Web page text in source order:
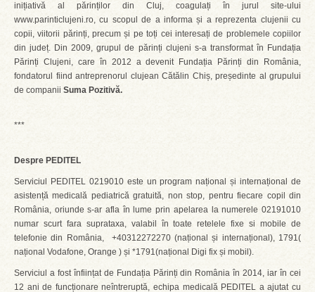
inițiativă al părinților din Cluj, coagulați în jurul site-ului
www.parinticlujeni.ro, cu scopul de a informa și a reprezenta clujenii cu
copii, viitorii părinți, precum și pe toți cei interesați de problemele copiilor
din județ. Din 2009, grupul de părinți clujeni s-a transformat în Fundația
Părinți Clujeni, care în 2012 a devenit Fundația Părinți din România,
fondatorul fiind antreprenorul clujean Cătălin Chiș, președinte al grupului
de companii Suma Pozitivă.
***
Despre PEDITEL
Serviciul PEDITEL 0219010 este un program național și internațional de
asistență medicală pediatrică gratuită, non stop, pentru fiecare copil din
România, oriunde s-ar afla în lume prin apelarea la numerele 02191010
numar scurt fara suprataxa, valabil în toate retelele fixe si mobile de
telefonie din România, +40312272270 (național și internațional), 1791(
național Vodafone, Orange ) și *1791(național Digi fix și mobil).
Serviciul a fost înființat de Fundația Părinți din România în 2014, iar în cei
12 ani de funcționare neîntreruptă, echipa medicală PEDITEL a ajutat cu